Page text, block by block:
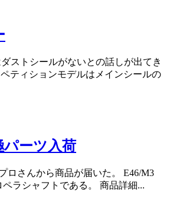
ストシールがないとの話しが出てき
ティションモデルはメインシールの
ーツ入荷
ロさんから商品が届いた。 E46/M3
ラシャフトである。 商品詳細...